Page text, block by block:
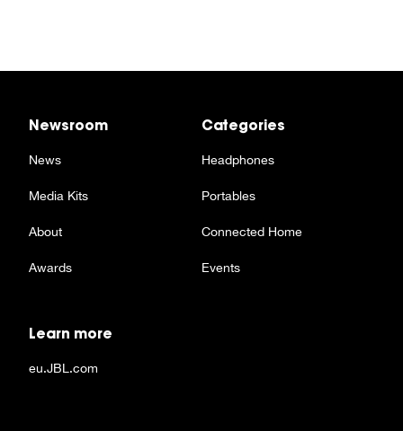
Newsroom
News
Media Kits
About
Awards
Categories
Headphones
Portables
Connected Home
Events
Learn more
eu.JBL.com